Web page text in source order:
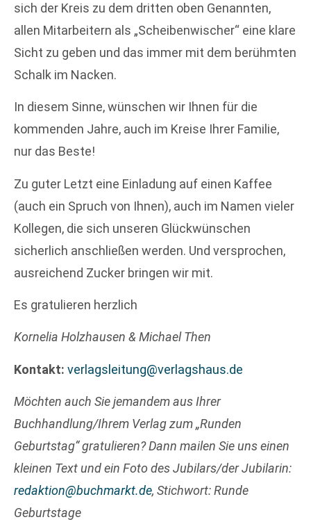
sich der Kreis zu dem dritten oben Genannten,
allen Mitarbeitern als „Scheibenwischer“ eine klare
Sicht zu geben und das immer mit dem berühmten
Schalk im Nacken.
In diesem Sinne, wünschen wir Ihnen für die
kommenden Jahre, auch im Kreise Ihrer Familie,
nur das Beste!
Zu guter Letzt eine Einladung auf einen Kaffee
(auch ein Spruch von Ihnen), auch im Namen vieler
Kollegen, die sich unseren Glückwünschen
sicherlich anschließen werden. Und versprochen,
ausreichend Zucker bringen wir mit.
Es gratulieren herzlich
Kornelia Holzhausen & Michael Then
Kontakt: verlagsleitung@verlagshaus.de
Möchten auch Sie jemandem aus Ihrer
Buchhandlung/Ihrem Verlag zum „Runden
Geburtstag“ gratulieren? Dann mailen Sie uns einen
kleinen Text und ein Foto des Jubilars/der Jubilarin:
redaktion@buchmarkt.de, Stichwort: Runde
Geburtstage